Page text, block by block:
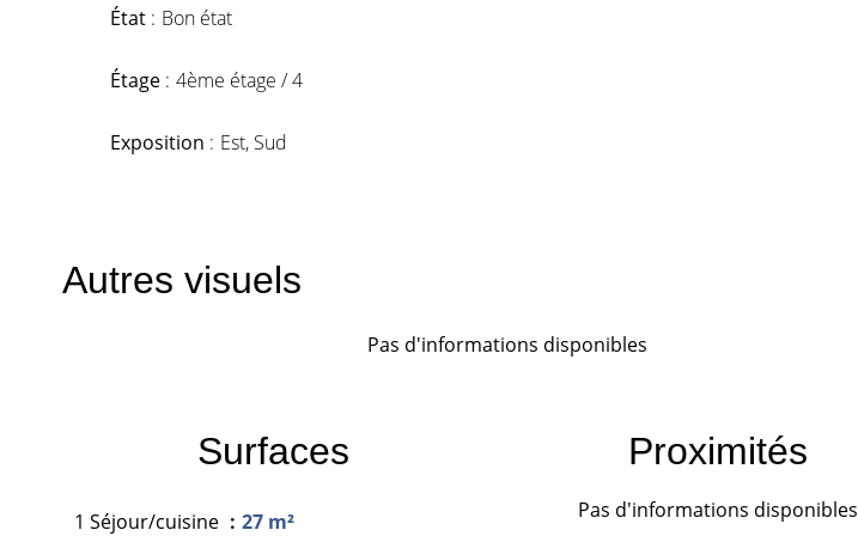
État Bon état
Étage 4ème étage / 4
Exposition Est, Sud
Autres visuels
Pas d'informations disponibles
Surfaces
1 Séjour/cuisine 27 m²
Proximités
Pas d'informations disponibles